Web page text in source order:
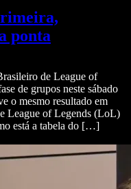
ponta
de League of
de grupos neste sábado
o mesmo resultado em
League of Legends (LoL)
está a tabela do […]